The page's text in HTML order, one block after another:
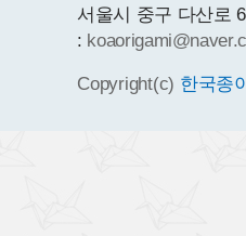
서울시 중구 다산로
:
Copyright(c) 한국종